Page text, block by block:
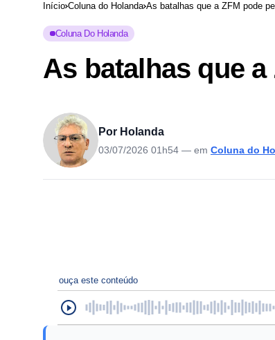
Início Coluna do Holanda As batalhas que a ZFM pode
Coluna Do Holanda
As batalhas que
Por Holanda
03/07/2026 01h54 — em Coluna do
ouça este conteúdo